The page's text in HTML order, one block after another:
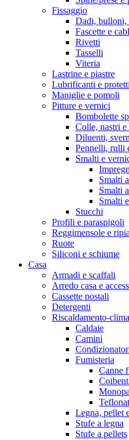
Fissaggio
Dadi, bulloni,
Fascette e
Rivetti
Tasselli
Viteria
Lastrine e piastre
Lubrificanti e
Maniglie e pomoli
Pitture e vernici
Bombolette
Colle, nastri e
Diluenti,
Pennelli, rulli
Smalti e
Smalti
Smalti
Smalti
Stucchi
Profili e paraspigoli
Reggimensole e
Ruote
Siliconi e schiume
Casa
Armadi e scaffali
Arredo casa e
Cassette postali
Detergenti
Riscaldamento-
Caldaie
Camini
Fumisteria
Canne
Legna, pellet
Stufe a legna
Stufe a pellets